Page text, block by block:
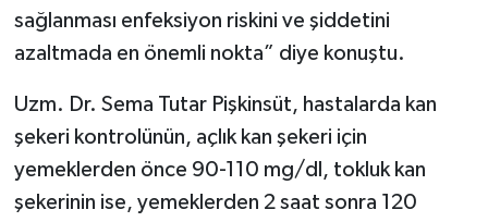
sağlanması enfeksiyon riskini ve şiddetini
azaltmada en önemli nokta” diye konuştu.
Uzm. Dr. Sema Tutar Pişkinsüt, hastalarda kan
şekeri kontrolünün, açlık kan şekeri için
yemeklerden önce 90-110 mg/dl, tokluk kan
şekerinin ise, yemeklerden 2 saat sonra 120